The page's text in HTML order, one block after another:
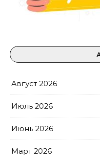
Август 2026
Июль 2026
Июнь 2026
Март 2026